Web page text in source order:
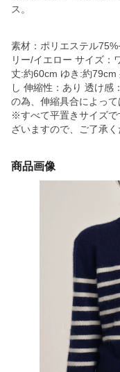
ス。
素材：ポリエステル
リー/イエロー サイズ：
丈:約60cm ゆき:約
し 伸縮性：あり 透け
の為、伸縮具合によって
※すべて平置きサイズ
ざいますので、ご了承く
商品画像